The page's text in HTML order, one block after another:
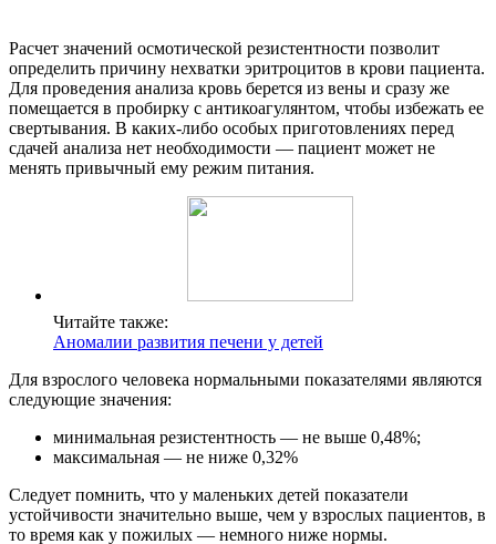
Расчет значений осмотической резистентности позволит
определить причину нехватки эритроцитов в крови пациента.
Для проведения анализа кровь берется из вены и сразу же
помещается в пробирку с антикоагулянтом, чтобы избежать ее
свертывания. В каких-либо особых приготовлениях перед
сдачей анализа нет необходимости — пациент может не
менять привычный ему режим питания.
Читайте также:
Аномалии развития печени у детей
Для взрослого человека нормальными показателями являются
следующие значения:
минимальная резистентность — не выше 0,48%;
максимальная — не ниже 0,32%
Следует помнить, что у маленьких детей показатели
устойчивости значительно выше, чем у взрослых пациентов, в
то время как у пожилых — немного ниже нормы.